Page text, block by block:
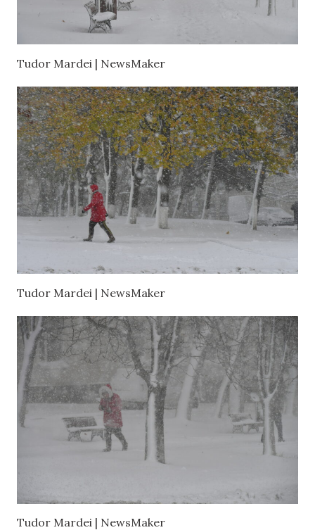
Tudor Mardei | NewsMaker
Tudor Mardei | NewsMaker
Tudor Mardei | NewsMaker